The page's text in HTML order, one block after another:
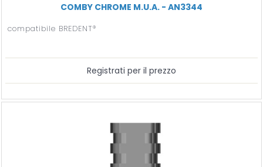
COMBY CHROME M.U.A. - AN3344
compatibile BREDENT®
Registrati per il prezzo